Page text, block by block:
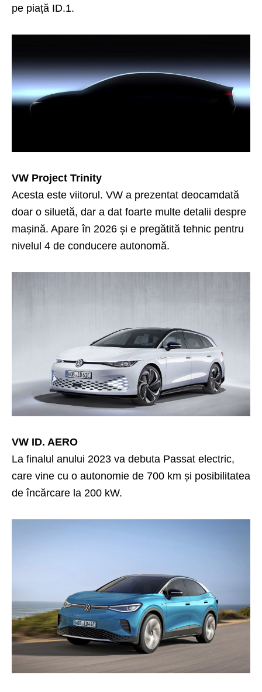
pe piață ID.1.
VW Project Trinity
Acesta este viitorul. VW a prezentat deocamdată
doar o siluetă, dar a dat foarte multe detalii despre
mașină. Apare în 2026 și e pregătită tehnic pentru
nivelul 4 de conducere autonomă.
VW ID. AERO
La finalul anului 2023 va debuta Passat electric,
care vine cu o autonomie de 700 km și posibilitatea
de încărcare la 200 kW.